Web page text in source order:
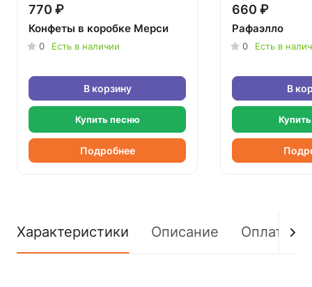
770 ₽
Конфеты в коробке Мерси
0 Есть в наличии
В корзину
Купить песню
Подробнее
660 ₽
Рафаэлло
0 Есть в
В
Характеристики Описание Оплата